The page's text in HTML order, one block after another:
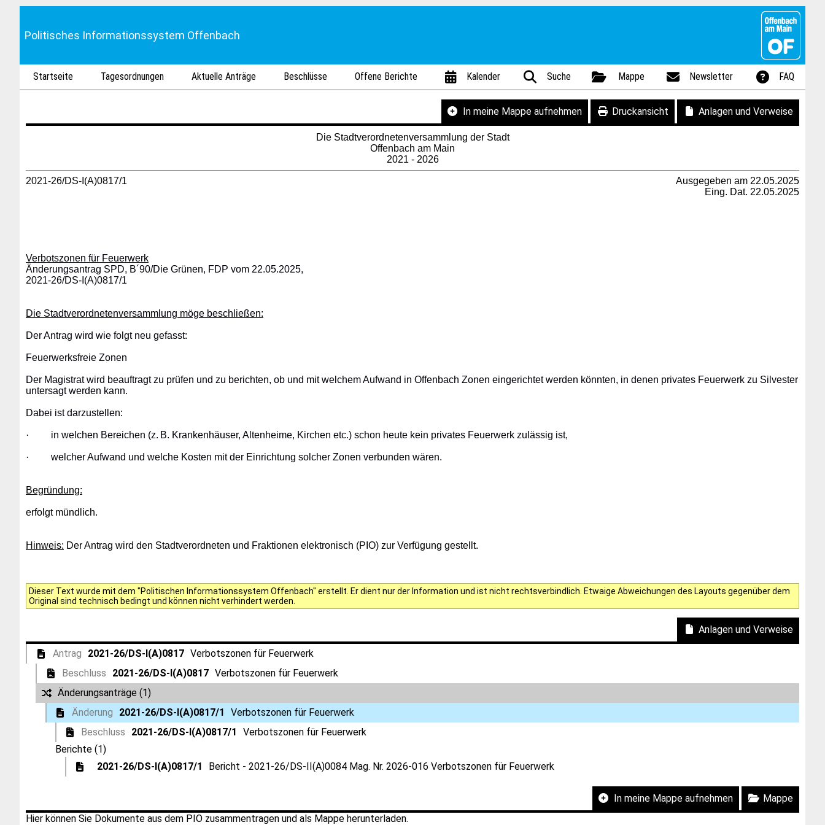
Politisches Informationssystem Offenbach
Startseite Tagesordnungen Aktuelle Anträge Beschlüsse Offene Berichte Kalender Suche Mappe Newsletter FAQ
In meine Mappe aufnehmen Druckansicht Anlagen und Verweise
Die Stadtverordnetenversammlung der Stadt
Offenbach am Main
2021 - 2026
2021-26/DS-I(A)0817/1
Ausgegeben am 22.05.2025
Eing. Dat. 22.05.2025
Verbotszonen für Feuerwerk
Änderungsantrag SPD, B´90/Die Grünen, FDP vom 22.05.2025,
2021-26/DS-I(A)0817/1
Die Stadtverordnetenversammlung möge beschließen:
Der Antrag wird wie folgt neu gefasst:
Feuerwerksfreie Zonen
Der Magistrat wird beauftragt zu prüfen und zu berichten, ob und mit welchem Aufwand in Offenbach Zonen eingerichtet werden könnten, in denen privates Feuerwerk zu Silvester
untersagt werden kann.
Dabei ist darzustellen:
· in welchen Bereichen (z. B. Krankenhäuser, Altenheime, Kirchen etc.) schon heute kein privates Feuerwerk zulässig ist,
· welcher Aufwand und welche Kosten mit der Einrichtung solcher Zonen verbunden wären.
Begründung:
erfolgt mündlich.
Hinweis: Der Antrag wird den Stadtverordneten und Fraktionen elektronisch (PIO) zur Verfügung gestellt.
Dieser Text wurde mit dem "Politischen Informationssystem Offenbach" erstellt. Er dient nur der Information und ist nicht rechtsverbindlich. Etwaige Abweichungen des Layouts gegenüber dem
Original sind technisch bedingt und können nicht verhindert werden.
Anlagen und Verweise
Antrag 2021-26/DS-I(A)0817 Verbotszonen für Feuerwerk
Beschluss
2021-26/DS-I(A)0817 Verbotszonen für Feuerwerk
Änderungsanträge (1)
Änderung
2021-26/DS-I(A)0817/1
Verbotszonen für Feuerwerk
Beschluss
2021-26/DS-I(A)0817/1
Verbotszonen für Feuerwerk
Berichte (1)
2021-26/DS-I(A)0817/1
Bericht - 2021-26/DS-II(A)0084 Mag. Nr. 2026-016 Verbotszonen für Feuerwerk
In meine Mappe aufnehmen
Mappe
Hier können Sie Dokumente aus dem PIO zusammentragen und als Mappe herunterladen.